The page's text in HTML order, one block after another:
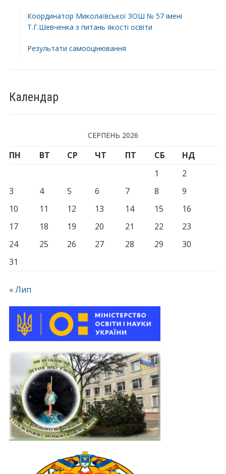
Координатор Миколаївської ЗОШ № 57 імені
Т.Г.Шевченка з питань якості освіти
Результати самооцінювання
Календар
СЕРПЕНЬ 2026
ПН ВТ СР ЧТ ПТ СБ
НД
1
2
3
4 5 6 7 8
9
10
11 12 13 14 15
16
17
18 19 20 21 22
23
24
25 26 27 28 29
30
31
« Лип